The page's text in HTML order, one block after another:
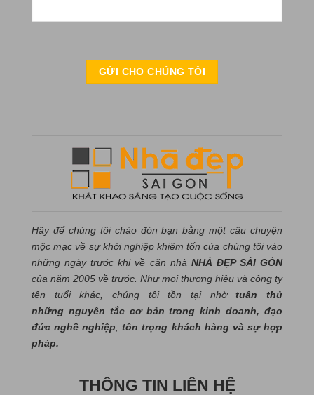
Hãy để chúng tôi chào đón bạn bằng một câu chuyện
mộc mạc về sự khởi nghiệp khiêm tốn của chúng tôi vào
những ngày trước khi về căn nhà NHÀ ĐẸP SÀI GÒN
của năm 2005 về trước. Như mọi thương hiệu và công ty
tên tuổi khác, chúng tôi tồn tại nhờtuân thủ
những nguyên tắc cơ bản trong kinh doanh, đạo
đức nghề nghiệp ,tôn trọng khách hàng và sự hợp
pháp.
THÔNG TIN LIÊN HỆ